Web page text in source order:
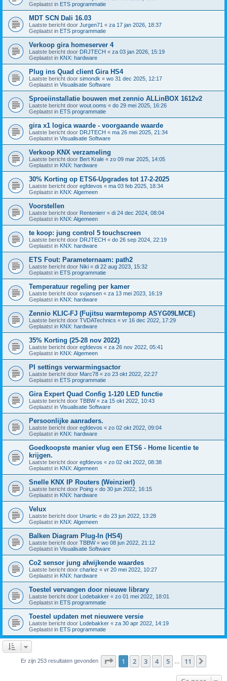
Geplaatst in ETS programmatie
MDT SCN Dali 16.03
Laatste bericht door Jurgen71 « za 17 jan 2026, 18:37
Geplaatst in ETS programmatie
Verkoop gira homeserver 4
Laatste bericht door DRJTECH « za 03 jan 2026, 15:19
Geplaatst in KNX: hardware
Plug ins Quad client Gira HS4
Laatste bericht door simondk « wo 31 dec 2025, 12:17
Geplaatst in Visualisatie Software
Sproeiinstallatie bouwen met zennio ALLinBOX 1612v2
Laatste bericht door wout.ooms « do 29 mei 2025, 16:26
Geplaatst in ETS programmatie
gira x1 logica waarde - voorgaande waarde
Laatste bericht door DRJTECH « ma 26 mei 2025, 21:34
Geplaatst in Visualisatie Software
Verkoop KNX verzameling
Laatste bericht door Bert Krale « zo 09 mar 2025, 14:05
Geplaatst in KNX: hardware
30% Korting op ETS6-Upgrades tot 17-2-2025
Laatste bericht door egfdevos « ma 03 feb 2025, 18:34
Geplaatst in KNX: Algemeen
Voorstellen
Laatste bericht door Rentenierr « di 24 dec 2024, 08:04
Geplaatst in KNX: Algemeen
te koop: jung control 5 touchscreen
Laatste bericht door DRJTECH « do 26 sep 2024, 22:19
Geplaatst in KNX: hardware
ETS Fout: Parameternaam: path2
Laatste bericht door Niki « di 22 aug 2023, 15:32
Geplaatst in ETS programmatie
Temperatuur regeling per kamer
Laatste bericht door svjansen « za 13 mei 2023, 16:19
Geplaatst in KNX: hardware
Zennio KLIC-FJ (Fujitsu warmtepomp ASYG09LMCE)
Laatste bericht door TVDATechnics « vr 16 dec 2022, 17:29
Geplaatst in KNX: hardware
35% Korting (25-28 nov 2022)
Laatste bericht door egfdevos « za 26 nov 2022, 05:41
Geplaatst in KNX: Algemeen
PI settings verwarmingsactor
Laatste bericht door Marc78 « zo 23 okt 2022, 22:27
Geplaatst in ETS programmatie
Gira Expert Quad Config 1-120 LED functie
Laatste bericht door TBBW« za 15 okt 2022, 10:43
Geplaatst in Visualisatie Software
Persoonlijke aanraders.
Laatste bericht door egfdevos « zo 02 okt 2022, 09:04
Geplaatst in KNX: hardware
Goedkoopste manier vlug een ETS6 - Home licentie te
krijgen.
Laatste bericht door egfdevos « zo 02 okt 2022, 08:38
Geplaatst in KNX: Algemeen
Snelle KNX IP Routers (Weinzierl)
Laatste bericht door Poing « do 30 jun 2022, 16:15
Geplaatst in KNX: hardware
Velux
Laatste bericht door Unartic « do 23 jun 2022, 13:28
Geplaatst in KNX: Algemeen
Balken Diagram Plug-In (HS4)
Laatste bericht door TBBW« wo 08 jun 2022, 21:12
Geplaatst in Visualisatie Software
Co2 sensor jung afwijkende waardes
Laatste bericht door charlez « vr 20 mei 2022, 10:27
Geplaatst in KNX: hardware
Toestel vervangen door nieuwe library
Laatste bericht door Lodebakker « zo 01 mei 2022, 18:01
Geplaatst in ETS programmatie
Toestel updaten met nieuwere versie
Laatste bericht door Lodebakker « za 30 apr 2022, 14:19
Geplaatst in ETS programmatie
Er zijn 253 resultaten gevonden Pagina van 11
1 2 3 4 5 11